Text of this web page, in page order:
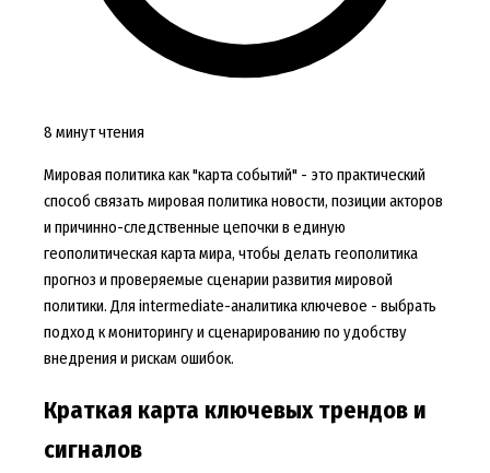
8 минут чтения
Мировая политика как "карта событий" - это практический
способ связать мировая политика новости, позиции акторов
и причинно-следственные цепочки в единую
геополитическая карта мира, чтобы делать геополитика
прогноз и проверяемые сценарии развития мировой
политики. Для intermediate-аналитика ключевое - выбрать
подход к мониторингу и сценарированию по удобству
внедрения и рискам ошибок.
Краткая карта ключевых трендов и
сигналов